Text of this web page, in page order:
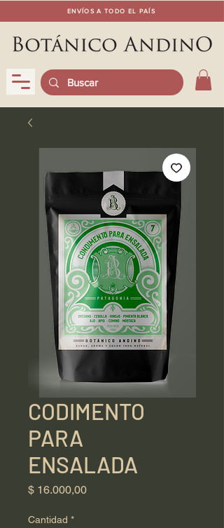
ENVÍOS A TODO EL PAÍS
CODIMENTO
PARA
ENSALADA
$ 16.000,00Precio
Cantidad *